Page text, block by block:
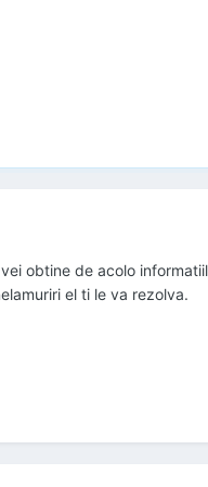
obtine de acolo
el ti le va rezolva.